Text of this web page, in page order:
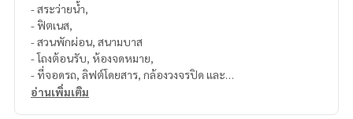
- สระว่ายน้ำ,
- ฟิตเนส,
- สวนพักผ่อน, สนามบาส
- โถงต้อนรับ, ห้องจดหมาย,
- ที่จอดรถ, ลิฟต์โดยสาร, กล้องวงจรปิด และ
- ระบบรักษาความปลอดภัยตลอด 24 ชม
อ่านเพิ่มเติม